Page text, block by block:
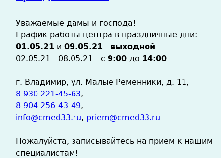
Уважаемые дамы и господа!
График работы центра в праздничные дни:
01.05.21 и 09.05.21 - выходной
02.05.21 - 08.05.21 - с 9:00 до 14:00
г. Владимир, ул. Малые Ременники, д. 11,
8 930 221-45-63,
8 904 256-43-49,
info@cmed33.ru, priem@cmed33.ru
Пожалуйста, записывайтесь на прием к нашим
специалистам!